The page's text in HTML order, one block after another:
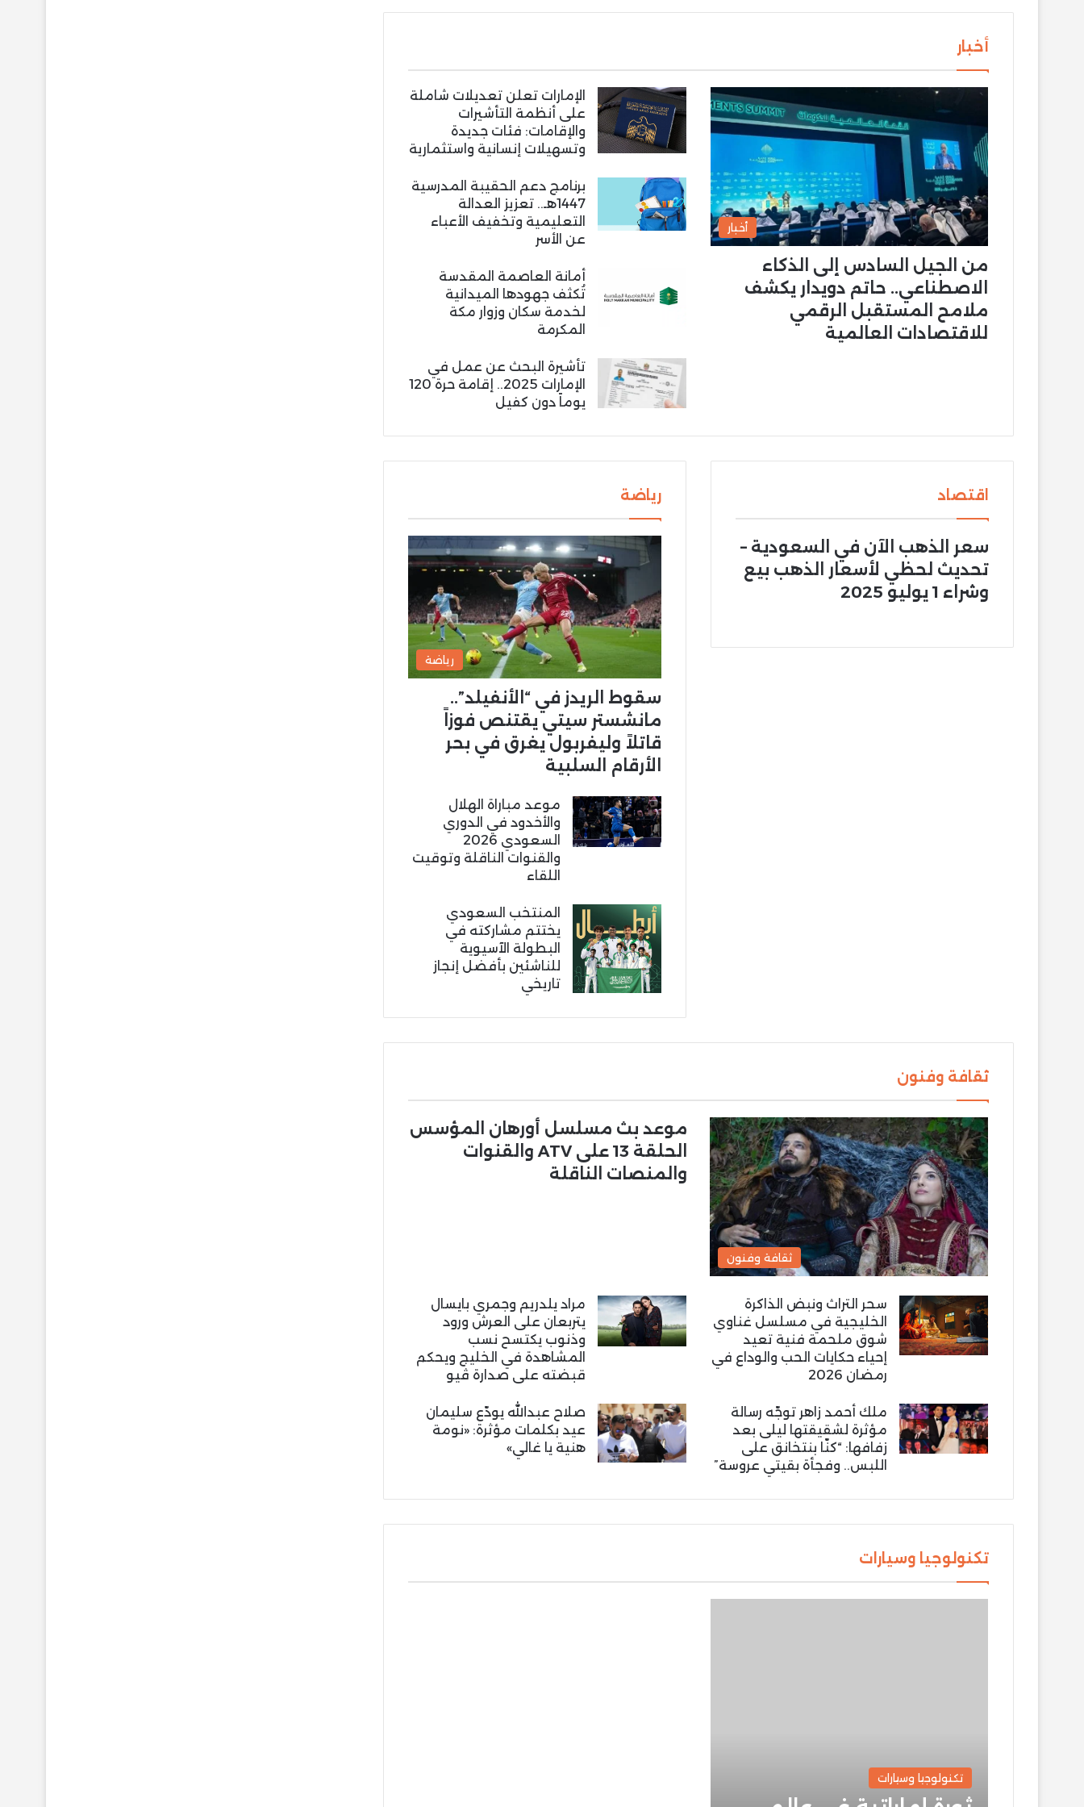
أخبار
أخبار
من الجيل السادس إلى الذكاء
الاصطناعي.. حاتم دويدار يكشف
ملامح المستقبل الرقمي
للاقتصادات العالمية
الإمارات تعلن تعديلات شاملة
على أنظمة التأشيرات
والإقامات: فئات جديدة
وتسهيلات إنسانية واستثمارية
برنامج دعم الحقيبة المدرسية
1447هـ.. تعزيز العدالة
التعليمية وتخفيف الأعباء
عن الأسر
أمانة العاصمة المقدسة
تُكثف جهودها الميدانية
لخدمة سكان وزوار مكة
المكرمة
تأشيرة البحث عن عمل في
الإمارات 2025.. إقامة حرة 120
يوماً دون كفيل
اقتصاد
سعر الذهب الآن في السعودية –
تحديث لحظي لأسعار الذهب بيع
وشراء 1 يوليو 2025
رياضة
رياضة
سقوط الريدز في “الأنفيلد”..
مانشستر سيتي يقتنص فوزاً
قاتلاً وليفربول يغرق في بحر
الأرقام السلبية
موعد مباراة الهلال
والأخدود في الدوري
السعودي 2026
والقنوات الناقلة وتوقيت
اللقاء
المنتخب السعودي
يختتم مشاركته في
البطولة الآسيوية
للناشئين بأفضل إنجاز
تاريخي
ثقافة وفنون
ثقافة وفنون
موعد بث مسلسل أورهان المؤسس
الحلقة 13 على ATV والقنوات
والمنصات الناقلة
سحر التراث ونبض الذاكرة
الخليجية في مسلسل غناوي
شوق ملحمة فنية تعيد
إحياء حكايات الحب والوداع في
رمضان 2026
مراد يلدريم وجمري بايسال
يتربعان على العرش ورود
وذنوب يكتسح نسب
المشاهدة في الخليج ويحكم
قبضته على صدارة ڤيو
ملك أحمد زاهر توجّه رسالة
مؤثرة لشقيقتها ليلى بعد
زفافها: “كنّا بنتخانق على
اللبس.. وفجأة بقيتي عروسة”
صلاح عبدالله يودّع سليمان
عيد بكلمات مؤثرة: «نومة
هنية يا غالي»
تكنولوجيا وسيارات
تكنولوجيا وسيارات